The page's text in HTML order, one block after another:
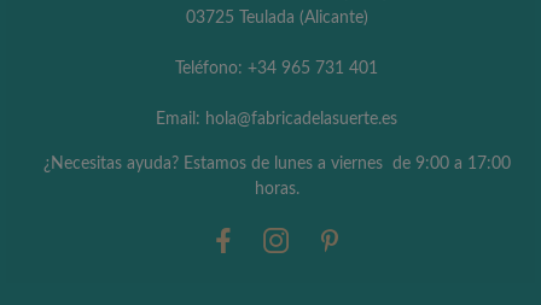
03725 Teulada (Alicante)
Teléfono: +34 965 731 401
Email: hola@fabricadelasuerte.es
¿Necesitas ayuda? Estamos de lunes a viernes de 9:00 a 17:00
horas.